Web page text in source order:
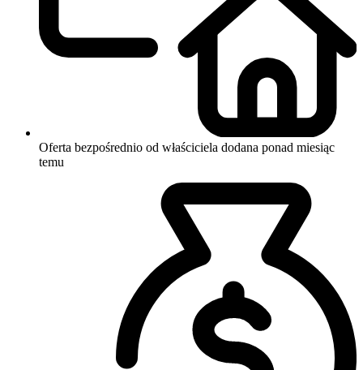
Oferta bezpośrednio od właściciela dodana ponad miesiąc
temu